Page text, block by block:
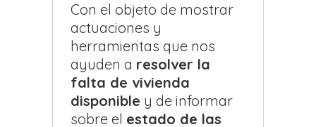
Con el objeto de mostrar
actuaciones y
herramientas que nos
ayuden a resolver la
falta de vivienda
disponible y de informar
sobre el estado de las